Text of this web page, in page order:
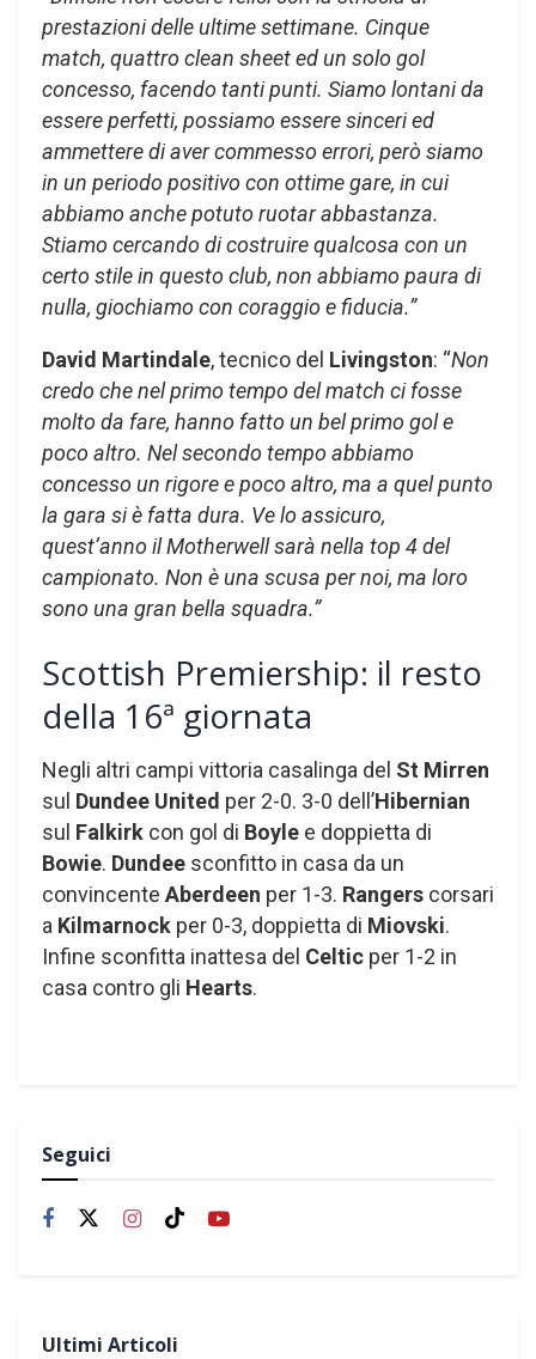
prestazioni delle ultime settimane. Cinque
match, quattro clean sheet ed un solo gol
concesso, facendo tanti punti. Siamo lontani da
essere perfetti, possiamo essere sinceri ed
ammettere di aver commesso errori, però siamo
in un periodo positivo con ottime gare, in cui
abbiamo anche potuto ruotar abbastanza.
Stiamo cercando di costruire qualcosa con un
certo stile in questo club, non abbiamo paura di
nulla, giochiamo con coraggio e fiducia.”
David Martindale, tecnico del Livingston: “Non
credo che nel primo tempo del match ci fosse
molto da fare, hanno fatto un bel primo gol e
poco altro. Nel secondo tempo abbiamo
concesso un rigore e poco altro, ma a quel punto
la gara si è fatta dura. Ve lo assicuro,
quest’anno il Motherwell sarà nella top 4 del
campionato. Non è una scusa per noi, ma loro
sono una gran bella squadra.”
Scottish Premiership: il resto
della 16ª giornata
Negli altri campi vittoria casalinga del St Mirren
sul Dundee United per 2-0. 3-0 dell’Hibernian
sul Falkirk con gol di Boyle e doppietta di
Bowie. Dundee sconfitto in casa da un
convincente Aberdeen per 1-3. Rangers corsari
a Kilmarnock per 0-3, doppietta di Miovski.
Infine sconfitta inattesa del Celtic per 1-2 in
casa contro gli Hearts.
Seguici
Ultimi Articoli